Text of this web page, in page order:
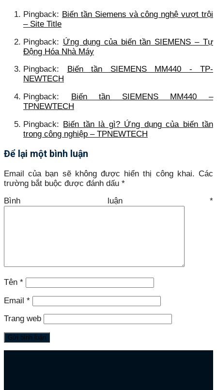
Pingback: Biến tần Siemens và công nghệ vượt trội
– Site Title
Pingback: Ứng dụng của biến tần SIEMENS – Tự
Động Hóa Nhà Máy
Pingback:
Biến tần SIEMENS MM440 - TP-
NEWTECH
Pingback: Biến tần SIEMENS MM440 –
TPNEWTECH
Pingback: Biến tần là gì? Ứng dụng của biến tần
trong công nghiệp – TPNEWTECH
Để lại một bình luận
Email của bạn sẽ không được hiển thị công khai. Các
trường bắt buộc được đánh dấu *
Bình luận *
Tên *
Email *
Trang web